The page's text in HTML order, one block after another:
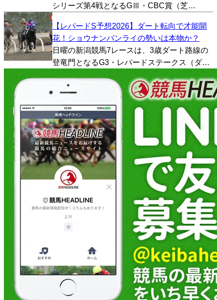
シリーズ第4戦となるGⅢ・CBC賞（芝
ートによる激戦が予想される。 ハンデ戦とい
う条件から波乱を期待する声も多いが、近年
のCBC賞はイ...
【レパードS予想2026】ダート転向で才能開
花！ショウナンバンライの勢いは本物か？
日曜の新潟競馬7レースは、3歳ダート路線の
登竜門となるG3・レパードステークス（ダー
ト1800m）が行われる。 例年のレパードステ
ークスは、秋のダート重賞やJpn1戦線へ向か
う素質馬が集結する一戦だ。ここを勝った馬
が古馬...